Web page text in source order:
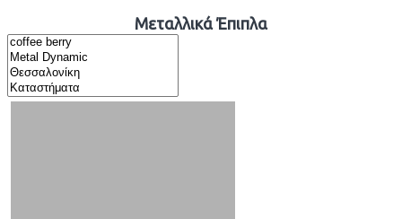
Μεταλλικά Έπιπλα